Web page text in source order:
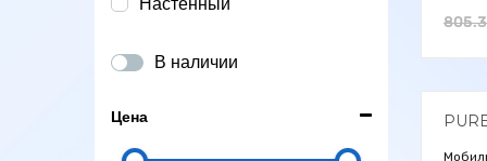
Настенный
В наличии
Цена